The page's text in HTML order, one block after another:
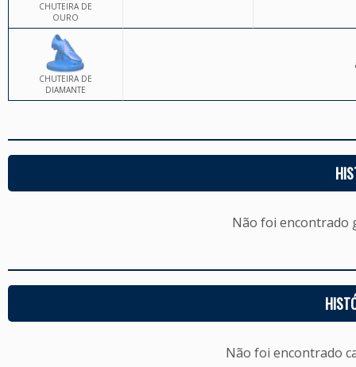
CHUTEIRA DE
OURO
CHUTEIRA DE
DIAMANTE
Não foi encontrado
Não foi encontrado